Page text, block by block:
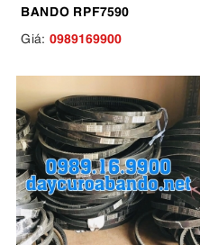
BANDO RPF7590
Giá: 0989169900